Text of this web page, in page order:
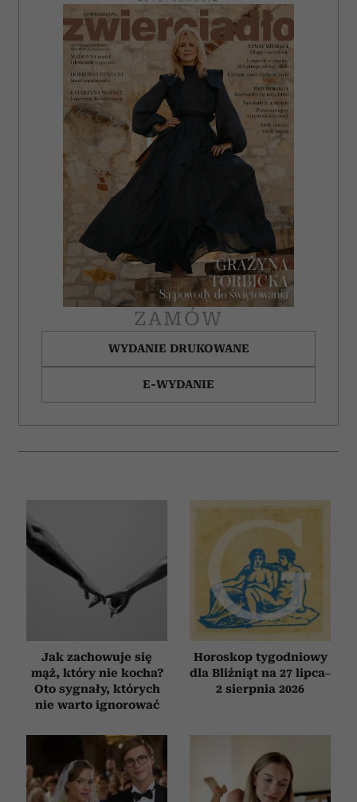
ZAMÓW
WYDANIE DRUKOWANE
E-WYDANIE
Jak zachowuje się
mąż, który nie kocha?
Oto sygnały, których
nie warto ignorować
Horoskop tygodniowy
dla Bliźniąt na 27 lipca–
2 sierpnia 2026